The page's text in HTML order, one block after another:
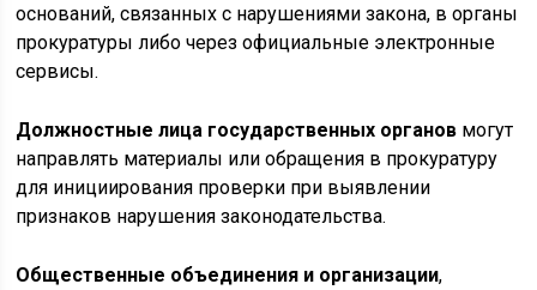
оснований, связанных с нарушениями закона, в органы
прокуратуры либо через официальные электронные
сервисы.
Должностные лица государственных органов могут
направлять материалы или обращения в прокуратуру
для инициирования проверки при выявлении
признаков нарушения законодательства.
Общественные объединения и организации,